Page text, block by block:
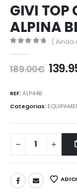
GIVI TOP
ALPINA
( Ainda
189.00€
REF:ALP44B
Categorias: